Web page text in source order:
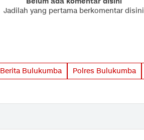
Jadilah yang pertama berkomentar disini
Berita Bulukumba Polres Bulukumba